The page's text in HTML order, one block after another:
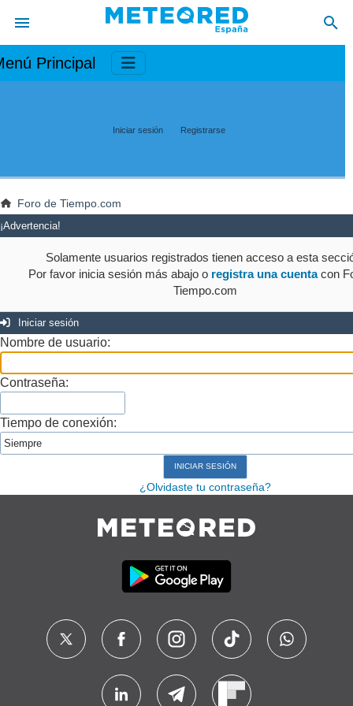
Principal
Iniciar sesión Registrarse
Foro de Tiempo.com
¡Advertencia!
Solamente usuarios registrados tienen acceso a esta
Por favor inicia sesión más abajo o registra una cuentacon
Tiempo.com
Iniciar sesión
Nombre de usuario:
Contraseña:
Tiempo de conexión:
¿Olvidaste tu contraseña?